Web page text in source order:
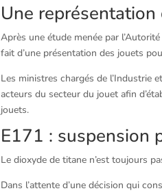
Une
Après une étude menée par
fait d’une présentation des jouets
Les ministres chargés de l’Industrie
acteurs du secteur du jouet afin
jouets.
E171 : suspension
Le dioxyde de titane n’est toujours
Dans l’attente d’une décision qui